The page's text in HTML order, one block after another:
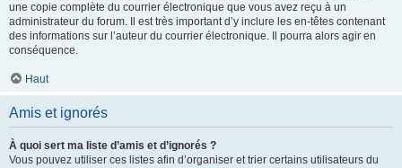
une copie complète du courrier électronique que vous avez reçu à un
administrateur du forum. Il est très important d’y inclure les en-têtes contenant
des informations sur l’auteur du courrier électronique. Il pourra alors agir en
conséquence.
Haut
Amis et ignorés
À quoi sert ma liste d’amis et d’ignorés ?
Vous pouvez utiliser ces listes afin d’organiser et trier certains utilisateurs du